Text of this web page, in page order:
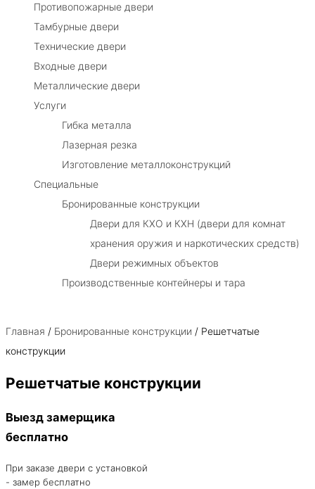
Противопожарные двери
Тамбурные двери
Технические двери
Входные двери
Металлические двери
Услуги
Гибка металла
Лазерная резка
Изготовление металлоконструкций
Специальные
Бронированные конструкции
Двери для КХО и КХН (двери для комнат
хранения оружия и наркотических средств)
Двери режимных объектов
Производственные контейнеры и тара
Главная / Бронированные конструкции / Решетчатые
конструкции
Решетчатые конструкции
Выезд замерщика
бесплатно
При заказе двери с установкой
- замер бесплатно